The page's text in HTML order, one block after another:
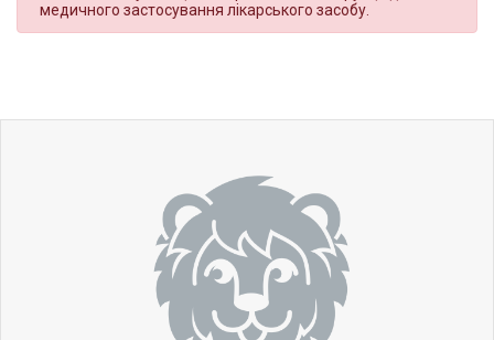
медичного застосування лікарського засобу.